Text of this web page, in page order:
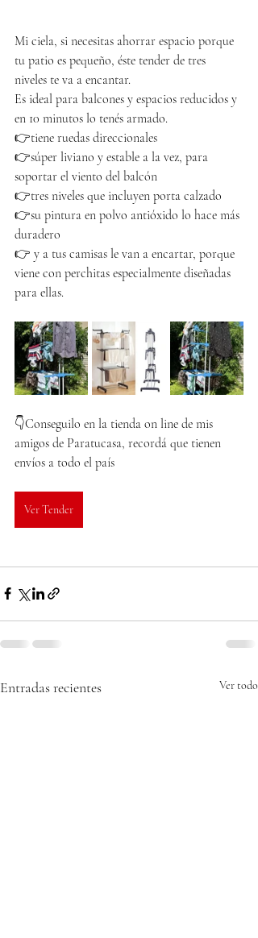
Mi ciela, si necesitas ahorrar espacio porque
tu patio es pequeño, éste tender de tres
niveles te va a encantar.
Es ideal para balcones y espacios reducidos y
en 10 minutos lo tenés armado.
👉tiene ruedas direccionales
👉súper liviano y estable a la vez, para
soportar el viento del balcón
👉tres niveles que incluyen porta calzado
👉su pintura en polvo antióxido lo hace más
duradero
👉 y a tus camisas le van a encartar, porque
viene con perchitas especialmente diseñadas
para ellas.
👇Conseguilo en la tienda on line de mis
amigos de Paratucasa, recordá que tienen
envíos a todo el país
Ver Tender
Entradas recientes Ver todo